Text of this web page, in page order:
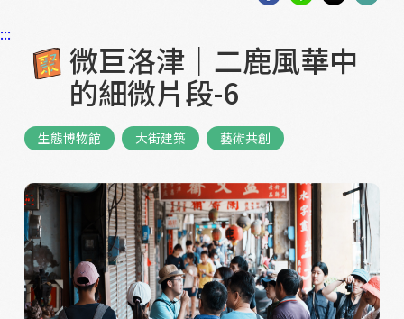
:::
微巨洛津｜二鹿風華中
的細微片段-6
生態博物館 大街建築 藝術共創